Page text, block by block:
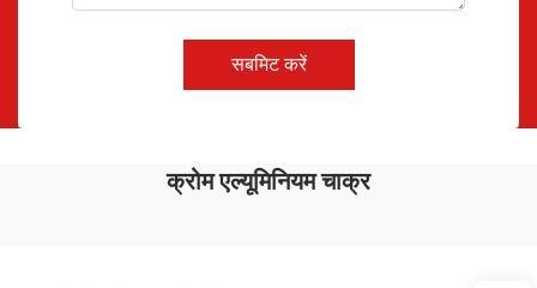
सबमिट करें
क्रोम एल्यूमिनियम चाक्र